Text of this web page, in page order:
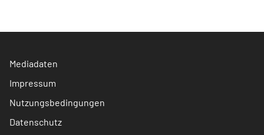
Mediadaten
Impressum
Nutzungsbedingungen
Datenschutz